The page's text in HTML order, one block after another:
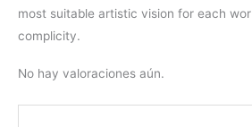
most suitable artistic vision for each
complicity.
No hay valoraciones aún.